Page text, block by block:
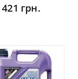
421 грн.